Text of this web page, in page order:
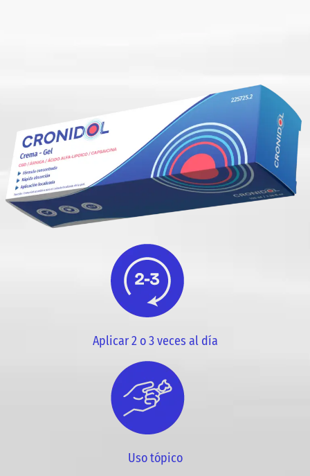
Aplicar 2 o 3 veces al día
Uso tópico